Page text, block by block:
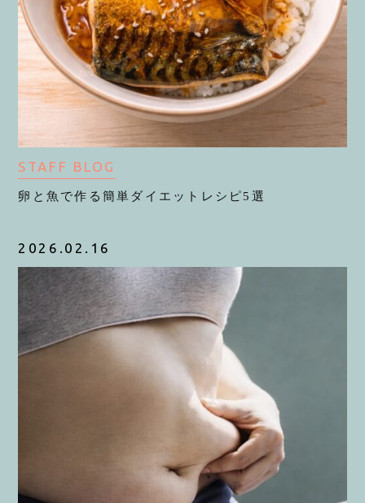
STAFF BLOG
卵と魚で作る簡単ダイエットレシピ5選
2026.02.16